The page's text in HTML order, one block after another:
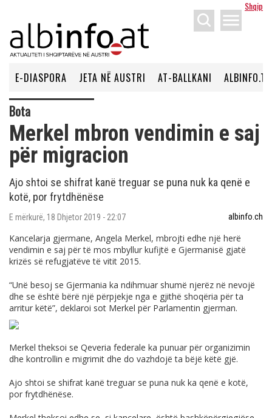
Shqip
menu
E-DIASPORA JETA NË AUSTRI AT-BALLKANI ALBINFO.TV
Bota
​Merkel mbron vendimin e saj
për migracion
Ajo shtoi se shifrat kanë treguar se puna nuk ka qenë e
kotë, por frytdhënëse
E mërkurë, 18 Dhjetor 2019 - 22:07 albinfo.ch
Kancelarja gjermane, Angela Merkel, mbrojti edhe një herë
vendimin e saj për të mos mbyllur kufijtë e Gjermanisë gjatë
krizës së refugjatëve të vitit 2015.
“Unë besoj se Gjermania ka ndihmuar shumë njerëz në nevojë
dhe se është bërë një përpjekje nga e gjithë shoqëria për ta
arritur këtë”, deklaroi sot Merkel për Parlamentin gjerman.
Merkel theksoi se Qeveria federale ka punuar për organizimin
dhe kontrollin e migrimit dhe do vazhdojë ta bëjë këtë gjë.
Ajo shtoi se shifrat kanë treguar se puna nuk ka qenë e kotë,
por frytdhënëse.